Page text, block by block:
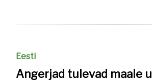
Eesti
Angerjad tulevad maale